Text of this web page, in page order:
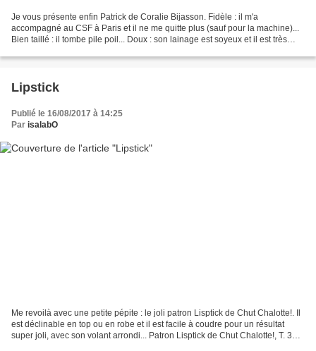
Je vous présente enfin Patrick de Coralie Bijasson. Fidèle : il m'a
accompagné au CSF à Paris et il ne me quitte plus (sauf pour la machine)...
Bien taillé : il tombe pile poil... Doux : son lainage est soyeux et il est très
Lipstick
Publié le 16/08/2017 à 14:25
Par isalabO
Me revoilà avec une petite pépite : le joli patron Lisptick de Chut Chalotte!. Il
est déclinable en top ou en robe et il est facile à coudre pour un résultat
super joli, avec son volant arrondi... Patron Lisptick de Chut Chalotte!, T. 36,